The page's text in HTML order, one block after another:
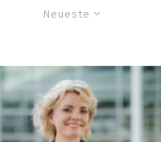
Neueste